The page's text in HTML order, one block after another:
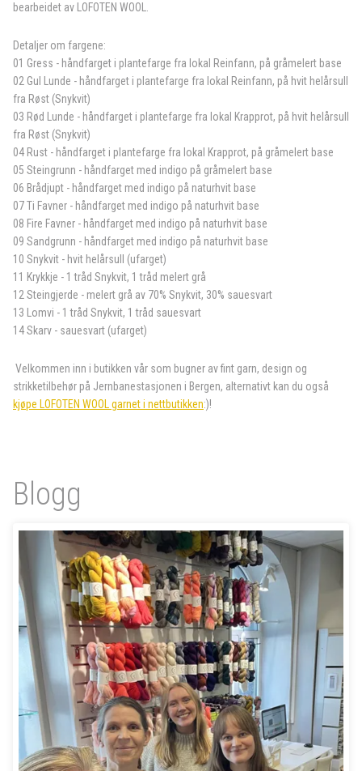
bearbeidet av LOFOTEN WOOL.
Detaljer om fargene:
01 Gress - håndfarget i plantefarge fra lokal Reinfann, på gråmelert base
02 Gul Lunde - håndfarget i plantefarge fra lokal Reinfann, på hvit helårsull
fra Røst (Snykvit)
03 Rød Lunde - håndfarget i plantefarge fra lokal Krapprot, på hvit helårsull
fra Røst (Snykvit)
04 Rust - håndfarget i plantefarge fra lokal Krapprot, på gråmelert base
05 Steingrunn - håndfarget med indigo på gråmelert base
06 Brådjupt - håndfarget med indigo på naturhvit base
07 Ti Favner - håndfarget med indigo på naturhvit base
08 Fire Favner - håndfarget med indigo på naturhvit base
09 Sandgrunn - håndfarget med indigo på naturhvit base
10 Snykvit - hvit helårsull (ufarget)
11 Krykkje - 1 tråd Snykvit, 1 tråd melert grå
12 Steingjerde - melert grå av 70% Snykvit, 30% sauesvart
13 Lomvi - 1 tråd Snykvit, 1 tråd sauesvart
14 Skarv - sauesvart (ufarget)
Velkommen inn i butikken vår som bugner av fint garn, design og
strikketilbehør på Jernbanestasjonen i Bergen, alternativt kan du også
kjøpe LOFOTEN WOOL garnet i nettbutikken:)!
Blogg